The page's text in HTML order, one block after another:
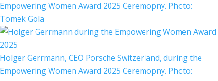
Empowering Women Award 2025 Ceremopny. Photo:
Tomek Gola
Holger Gerrmann, CEO Porsche Switzerland, during the
Empowering Women Award 2025 Ceremopny. Photo: